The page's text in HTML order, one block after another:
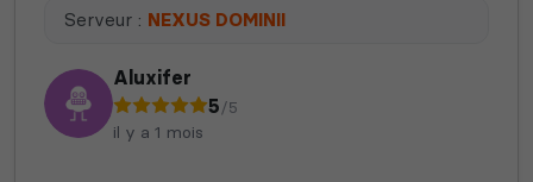
Serveur : NEXUS DOMINII
Aluxifer
5/5
il y a 1 mois